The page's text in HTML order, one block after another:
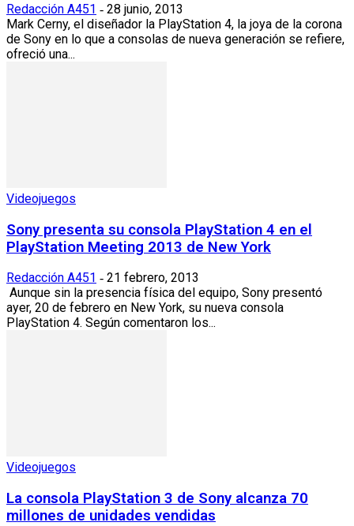
Redacción A451 - 28 junio, 2013
Mark Cerny, el diseñador la PlayStation 4, la joya de la corona
de Sony en lo que a consolas de nueva generación se refiere,
ofreció una...
Videojuegos
Sony presenta su consola PlayStation 4 en el
PlayStation Meeting 2013 de New York
Redacción A451 - 21 febrero, 2013
Aunque sin la presencia física del equipo, Sony presentó
ayer, 20 de febrero en New York, su nueva consola
PlayStation 4. Según comentaron los...
Videojuegos
La consola PlayStation 3 de Sony alcanza 70
millones de unidades vendidas